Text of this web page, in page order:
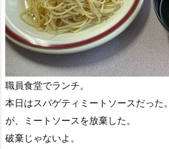
職員食堂でランチ。
本日はスパゲティミートソースだった。
が、ミートソースを放棄した。
破棄じゃないよ。